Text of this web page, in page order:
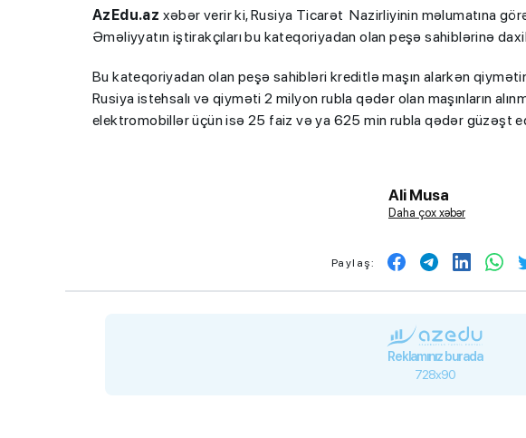
AzEdu.az xəbər verir ki, Rusiya Ticarət Nazirliyinin məlumatına
Əməliyyatın iştirakçıları bu kateqoriyadan olan peşə sahiblərinə
Bu kateqoriyadan olan peşə sahibləri kreditlə maşın alarkən
Rusiya istehsalı və qiyməti 2 milyon rubla qədər olan maşınların
elektromobillər üçün isə 25 faiz və ya 625 min rubla qədər güzəşt
Ali Musa
Daha çox xəbər
Paylaş:
Reklamınız burada
728x90